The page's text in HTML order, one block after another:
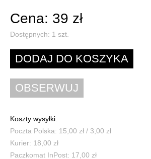
Cena: 39 zł
Dostępnych: 1 szt.
Koszty wysyłki:
Poczta Polska: 15,00 zł / 3,00 zł
Kurier: 18,00 zł
Paczkomat InPost: 17,00 zł